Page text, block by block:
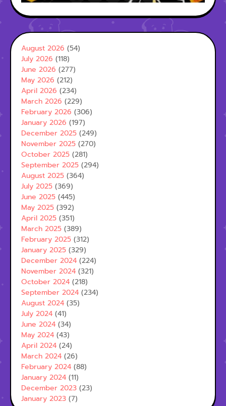
August 2026 (54)
July 2026 (118)
June 2026 (277)
May 2026 (212)
April 2026 (234)
March 2026 (229)
February 2026 (306)
January 2026 (197)
December 2025 (249)
November 2025 (270)
October 2025 (281)
September 2025 (294)
August 2025 (364)
July 2025 (369)
June 2025 (445)
May 2025 (392)
April 2025 (351)
March 2025 (389)
February 2025 (312)
January 2025 (329)
December 2024 (224)
November 2024 (321)
October 2024 (218)
September 2024 (234)
August 2024 (35)
July 2024 (41)
June 2024 (34)
May 2024 (43)
April 2024 (24)
March 2024 (26)
February 2024 (88)
January 2024 (11)
December 2023 (23)
January 2023 (7)